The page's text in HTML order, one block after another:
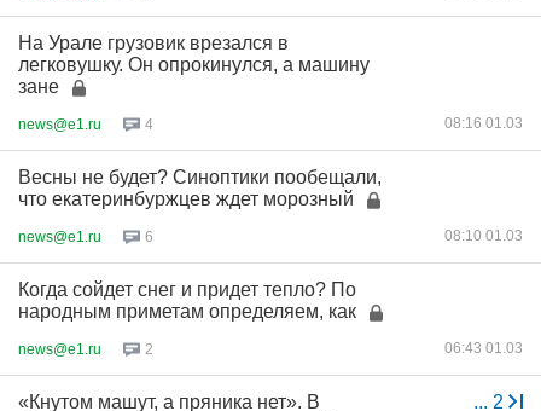
На Урале грузовик врезался в
легковушку. Он опрокинулся, а машину
зане
news@e1.ru 4 08:16 01.03
Весны не будет? Синоптики пообещали,
что екатеринбуржцев ждет морозный
news@e1.ru 6 08:10 01.03
Когда сойдет снег и придет тепло? По
народным приметам определяем, как
news@e1.ru 2 06:43 01.03
... 2
«Кнутом машут, а пряника нет». В